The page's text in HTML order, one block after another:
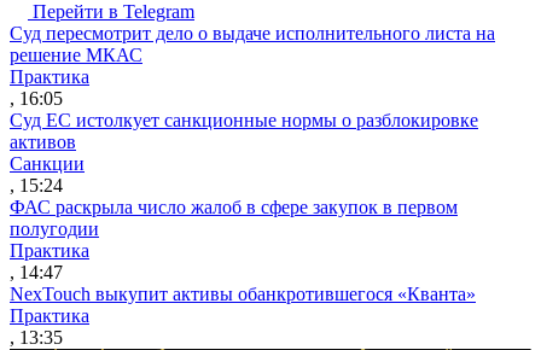
Перейти в Telegram
Суд пересмотрит дело о выдаче исполнительного листа на
решение МКАС
Практика
, 16:05
Суд ЕС истолкует санкционные нормы о разблокировке
активов
Санкции
, 15:24
ФАС раскрыла число жалоб в сфере закупок в первом
полугодии
Практика
, 14:47
NexTouch выкупит активы обанкротившегося «Кванта»
Практика
, 13:35